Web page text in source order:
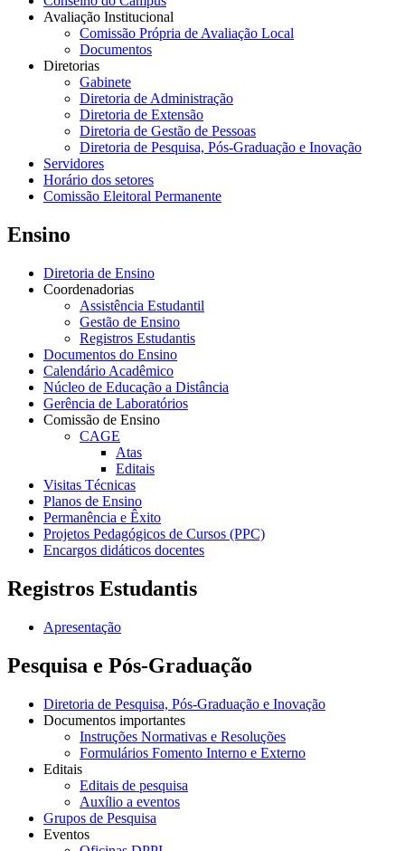
Avaliação Institucional
Comissão Própria de Avaliação Local
Documentos
Diretorias
Gabinete
Diretoria de Administração
Diretoria de Extensão
Diretoria de Gestão de Pessoas
Diretoria de Pesquisa, Pós-Graduação e Inovação
Servidores
Horário dos setores
Comissão Eleitoral Permanente
Ensino
Diretoria de Ensino
Coordenadorias
Assistência Estudantil
Gestão de Ensino
Registros Estudantis
Documentos do Ensino
Calendário Acadêmico
Núcleo de Educação a Distância
Gerência de Laboratórios
Comissão de Ensino
CAGE
Atas
Editais
Visitas Técnicas
Planos de Ensino
Permanência e Êxito
Projetos Pedagógicos de Cursos (PPC)
Encargos didáticos docentes
Registros Estudantis
Apresentação
Pesquisa e Pós-Graduação
Diretoria de Pesquisa, Pós-Graduação e Inovação
Documentos importantes
Instruções Normativas e Resoluções
Formulários Fomento Interno e Externo
Editais
Editais de pesquisa
Auxílio a eventos
Grupos de Pesquisa
Eventos